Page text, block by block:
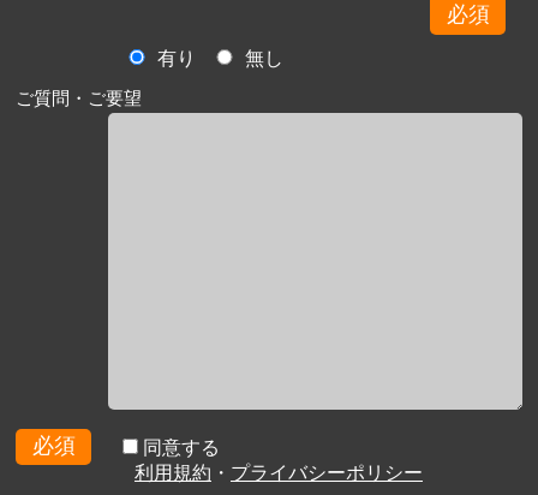
必須
有り
無し
ご質問・ご要望
必須
同意する
利用規約 ・ プライバシーポリシー